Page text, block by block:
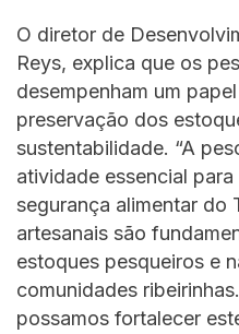
O diretor de
Reys, explica que os
desempenham um
preservação dos
sustentabilidade. “A
atividade essencial
segurança alimentar do
artesanais são
estoques pesqueiros e
comunidades
possamos fortalecer